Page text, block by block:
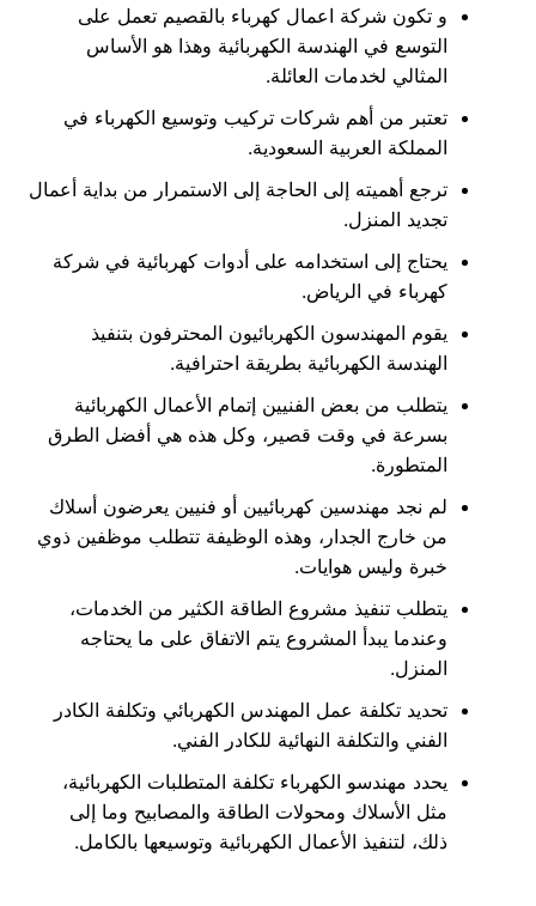
و تكون شركة اعمال كهرباء بالقصيم تعمل على
التوسع في الهندسة الكهربائية وهذا هو الأساس
المثالي لخدمات العائلة.
تعتبر من أهم شركات تركيب وتوسيع الكهرباء في
المملكة العربية السعودية.
ترجع أهميته إلى الحاجة إلى الاستمرار من بداية أعمال
تجديد المنزل.
يحتاج إلى استخدامه على أدوات كهربائية في شركة
كهرباء في الرياض.
يقوم المهندسون الكهربائيون المحترفون بتنفيذ
الهندسة الكهربائية بطريقة احترافية.
يتطلب من بعض الفنيين إتمام الأعمال الكهربائية
بسرعة في وقت قصير، وكل هذه هي أفضل الطرق
المتطورة.
لم نجد مهندسين كهربائيين أو فنيين يعرضون أسلاك
من خارج الجدار، وهذه الوظيفة تتطلب موظفين ذوي
خبرة وليس هوايات.
يتطلب تنفيذ مشروع الطاقة الكثير من الخدمات،
وعندما يبدأ المشروع يتم الاتفاق على ما يحتاجه
المنزل.
تحديد تكلفة عمل المهندس الكهربائي وتكلفة الكادر
الفني والتكلفة النهائية للكادر الفني.
يحدد مهندسو الكهرباء تكلفة المتطلبات الكهربائية،
مثل الأسلاك ومحولات الطاقة والمصابيح وما إلى
ذلك، لتنفيذ الأعمال الكهربائية وتوسيعها بالكامل.